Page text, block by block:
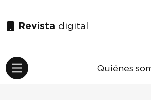
Revista digital
Quiénes